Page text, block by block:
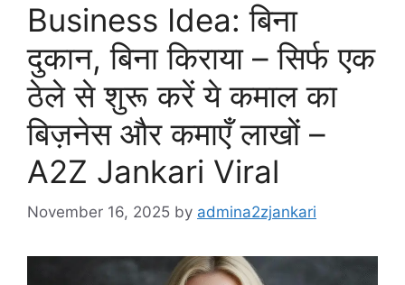
Business Idea: बिना
दुकान, बिना किराया – सिर्फ एक
ठेले से शुरू करें ये कमाल का
बिज़नेस और कमाएँ लाखों –
A2Z Jankari Viral
November 16, 2025 by admina2zjankari